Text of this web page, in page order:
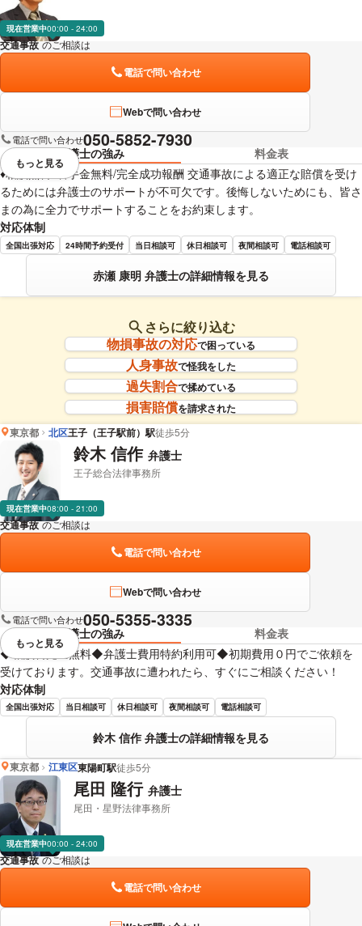
現在営業中00:00 - 24:00
交通事故 のご相談は
電話で問い合わせ
Webで問い合わせ
電話で問い合わせ050-5852-7930
弁護士の強み
料金表
♦相談無料♦着手金無料/完全成功報酬 交通事故による適正な賠償を受け
るためには弁護士のサポートが不可欠です。後悔しないためにも、皆さ
まの為に全力でサポートすることをお約束します。
対応体制
全国出張対応 24時間予約受付 当日相談可 休日相談可 夜間相談可 電話相談可
赤瀬 康明 弁護士の詳細情報を見る
視覚的に省略されている要素を
もっと見る
さらに絞り込む
物損事故の対応で困っている
人身事故で怪我をした
過失割合で揉めている
損害賠償を請求された
東京都
北区王子（王子駅前）駅徒歩5分
鈴木 信作 弁護士
王子総合法律事務所
現在営業中08:00 - 21:00
交通事故 のご相談は
電話で問い合わせ
Webで問い合わせ
電話で問い合わせ050-5355-3335
弁護士の強み
料金表
◆相談料完全無料◆弁護士費用特約利用可◆初期費用０円でご依頼を
受けております。交通事故に遭われたら、すぐにご相談ください！
対応体制
全国出張対応 当日相談可 休日相談可 夜間相談可 電話相談可
鈴木 信作 弁護士の詳細情報を見る
視覚的に省略されている要素を
もっと見る
東京都 江東区東陽町駅徒歩5分
尾田 隆行 弁護士
尾田・星野法律事務所
現在営業中00:00 - 24:00
交通事故 のご相談は
電話で問い合わせ